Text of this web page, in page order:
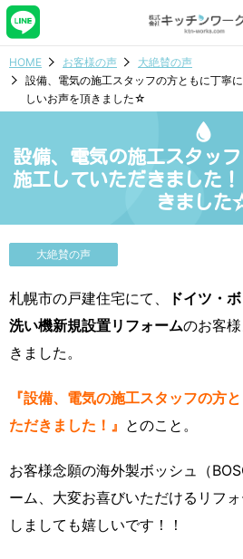
HOME お客様の声
大絶賛の声
設備、電気の施工スタッフの方ともに丁寧
しいお声を頂きました☆
設備、電気の施工スタッ
施工していただきました
きました
大絶賛の声
札幌市の戸建住宅にて、
ドイツ・
洗い機新規設置リフォームのお客
きました。
『設備、電気の施工スタッフの方
ただきました！』 とのこと。
お客様念願の海外製ボッシュ（
ーム、大変お喜びいただけるリフ
しましても嬉しいです！！